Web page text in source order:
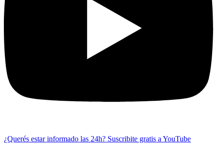
¿Querés estar informado las 24h? Suscribite gratis a YouTube